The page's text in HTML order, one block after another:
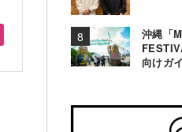
沖縄「
向けガ